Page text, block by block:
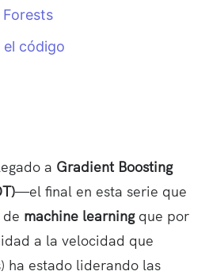
código
a Gradient Boosting
—el final en esta serie que
machine learningque por
a la velocidad que
ha estado liderando las